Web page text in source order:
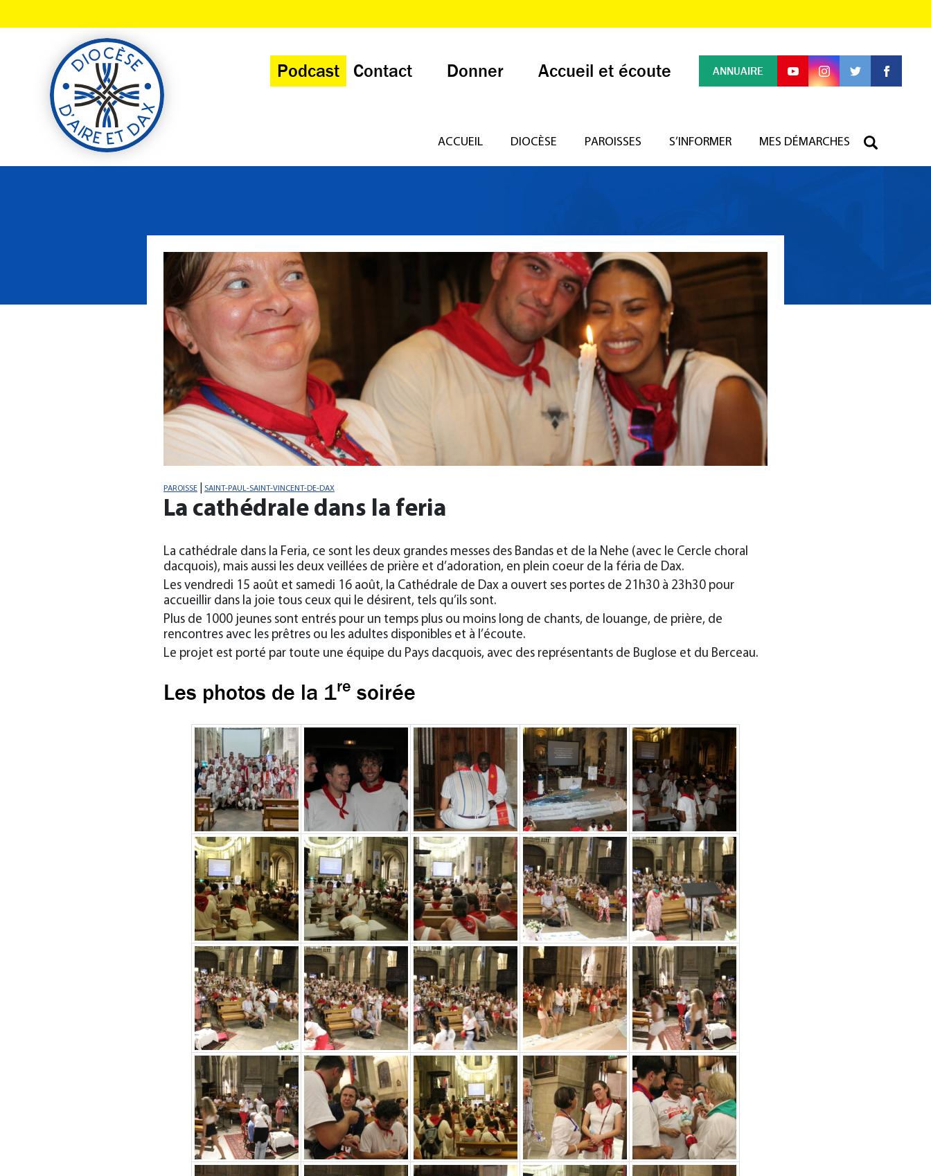
Podcast Contact Donner Accueil et écoute ANNUAIRE
ACCUEIL DIOCÈSE PAROISSES S’INFORMER MES DÉMARCHES
PAROISSE SAINT-PAUL-SAINT-VINCENT-DE-DAX
La cathédrale dans la feria
La cathédrale dans la Feria, ce sont les deux grandes messes des Bandas et de la Nehe (avec le Cercle choral
dacquois), mais aussi les deux veillées de prière et d’adoration, en plein coeur de la féria de Dax.
Les vendredi 15 août et samedi 16 août, la Cathédrale de Dax a ouvert ses portes de 21h30 à 23h30 pour
accueillir dans la joie tous ceux qui le désirent, tels qu’ils sont.
Plus de 1000 jeunes sont entrés pour un temps plus ou moins long de chants, de louange, de prière, de
rencontres avec les prêtres ou les adultes disponibles et à l’écoute.
Le projet est porté par toute une équipe du Pays dacquois, avec des représentants de Buglose et du Berceau.
Les photos de la 1re soirée